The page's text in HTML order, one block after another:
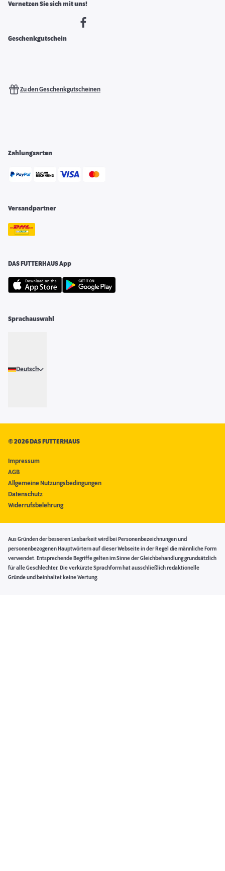
Vernetzen Sie sich mit uns!
Geschenkgutschein
Zu den Geschenkgutscheinen
Zahlungsarten
Versandpartner
DAS FUTTERHAUS App
Sprachauswahl
Deutsch
©2026 DAS FUTTERHAUS
Impressum
AGB
Allgemeine Nutzungsbedingungen
Datenschutz
Widerrufsbelehrung
Aus Gründen der besseren Lesbarkeit wird bei Personenbezeichnungen und
personenbezogenen Hauptwörtern auf dieser Webseite in der Regel die männliche Form
verwendet. Entsprechende Begriffe gelten im Sinne der Gleichbehandlung grundsätzlich
für alle Geschlechter. Die verkürzte Sprachform hat ausschließlich redaktionelle
Gründe und beinhaltet keine Wertung.